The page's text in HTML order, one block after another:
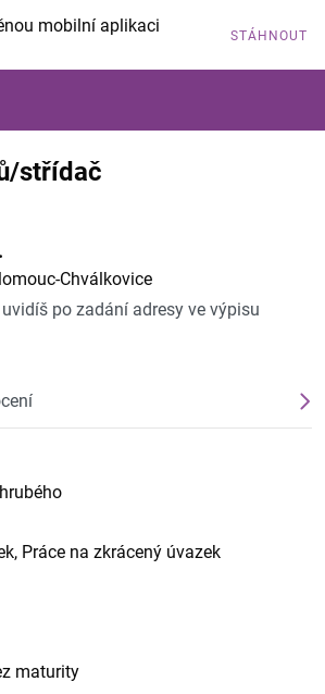
mobilní aplikaci STÁHNOUT
střídač
Chválkovice
po zadání adresy ve výpisu
Práce na zkrácený úvazek
maturity